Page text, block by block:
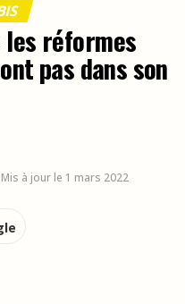
les réformes
pas dans son
Mis à jour le 1 mars 2022